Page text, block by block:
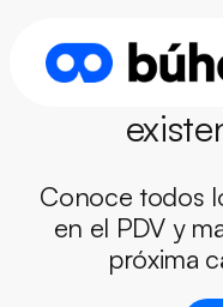
¿Qué
Conoce todos
en el PDV y
próxima